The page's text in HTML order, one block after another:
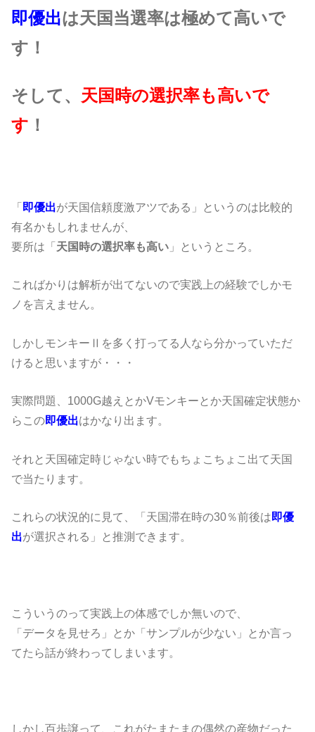
即優出は天国当選率は極めて高いで
す！
そして、 天国時の選択率も高いで
す ！
「即優出が天国信頼度激アツである」というのは比較的
有名かもしれませんが、
要所は「天国時の選択率も高い 」というところ。
こればかりは解析が出てないので実践上の経験でしかモ
ノを言えません。
しかしモンキーⅡを多く打ってる人なら分かっていただ
けると思いますが・・・
実際問題、1000G越えとかVモンキーとか天国確定状態か
らこの即優出はかなり出ます。
それと天国確定時じゃない時でもちょこちょこ出て天国
で当たります。
これらの状況的に見て、「天国滞在時の30％前後は即優
出が選択される」と推測できます。
こういうのって実践上の体感でしか無いので、
「データを見せろ」とか「サンプルが少ない」とか言っ
てたら話が終わってしまいます。
しかし百歩譲って、これがたまたまの偶然の産物だった